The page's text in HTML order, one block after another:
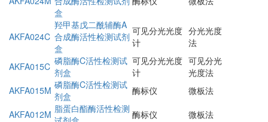
盒
AKFA024C
羟甲基戊二酰辅酶A
合成酶活性检测试剂
盒
可见分光光度
计
分光光度
法
AKFA015C 磷脂酶C活性检测试
剂盒
可见分光光度
计
可见分光
光度法
AKFA015M 磷脂酶C活性检测试
剂盒
酶标仪
微板法
AKFA012M 脂蛋白酯酶活性检测 酶标仪
微板法